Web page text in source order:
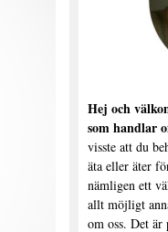
Hej och
som handlar
visste att du
äta eller äter
nämligen ett
allt möjligt
om oss. Det